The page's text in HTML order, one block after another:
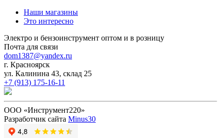
Наши магазины
Это интересно
Электро и бензоинструмент оптом и в розницу
Почта для связи
dom1387@yandex.ru
г. Красноярск
ул. Калинина 43, склад 25
+7 (913) 175-16-11
ООО «Инструмент220»
Разработчик сайта Minus30